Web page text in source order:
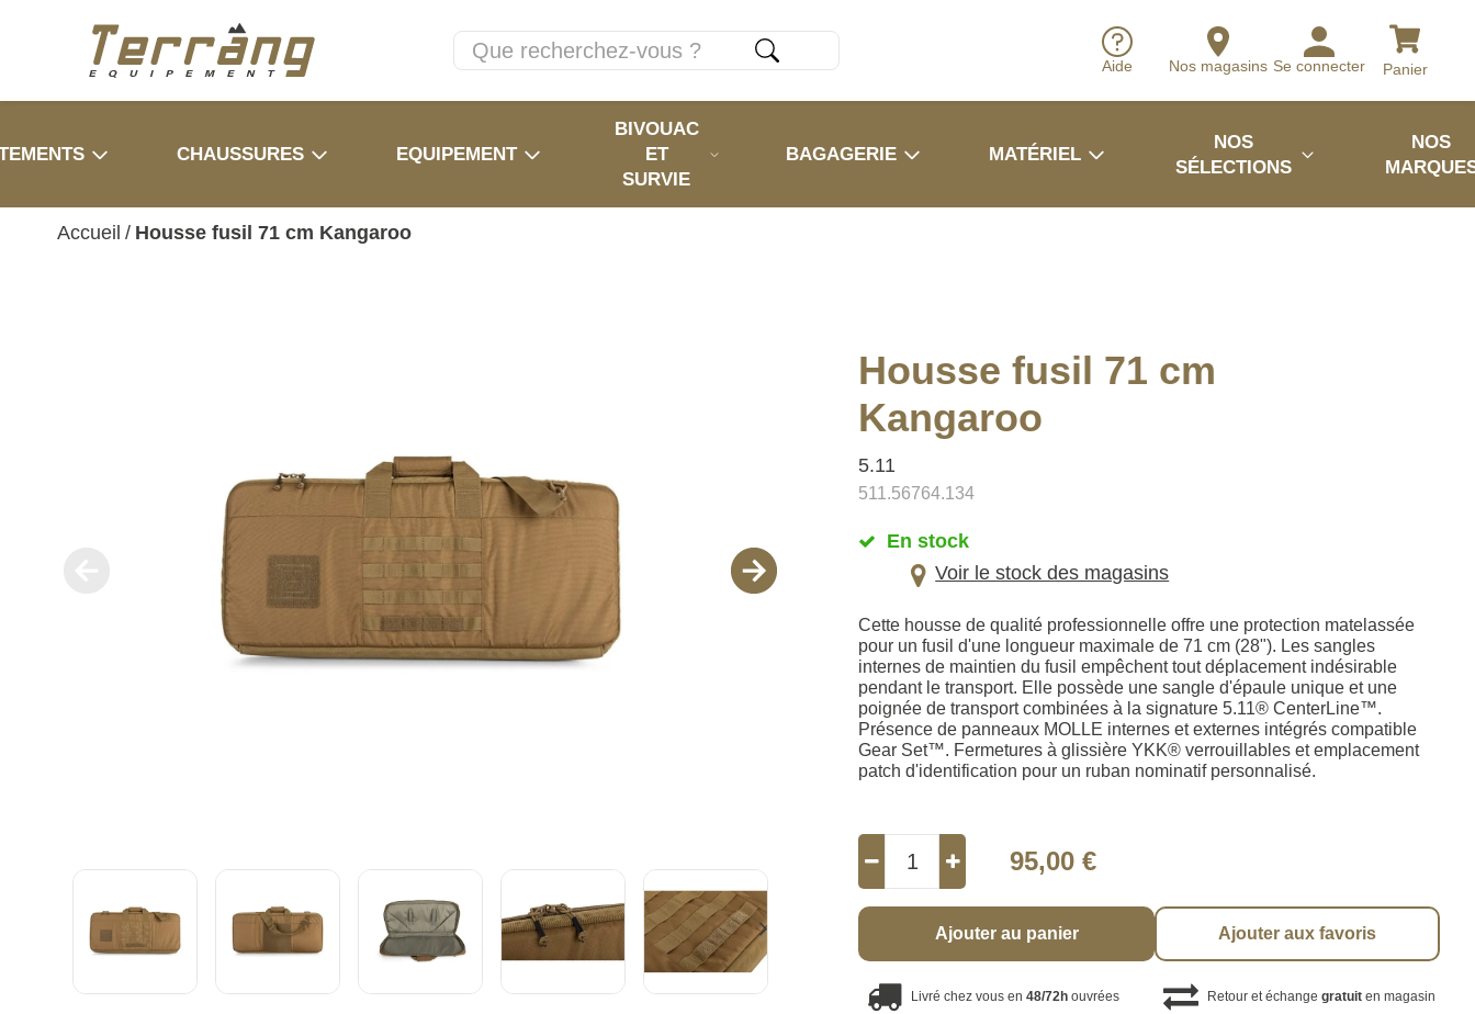
Aide Nos magasins Se connecter Panier
CHAUSSURES EQUIPEMENT
BIVOUAC
ET
SURVIE
BAGAGERIE MATÉRIEL
NOS
SÉLECTIONS
NOS
Accueil / Housse fusil 71 cm Kangaroo
Housse fusil 71 cm
Kangaroo
5.11
511.56764.134
En stock
Voir le stock des magasins
Cette housse de qualité professionnelle offre une protection matelassée
pour un fusil d'une longueur maximale de 71 cm (28"). Les sangles
internes de maintien du fusil empêchent tout déplacement indésirable
pendant le transport. Elle possède une sangle d'épaule unique et une
poignée de transport combinées à la signature 5.11® CenterLine™.
Présence de panneaux MOLLE internes et externes intégrés compatible
Gear Set™. Fermetures à glissière YKK® verrouillables et emplacement
patch d'identification pour un ruban nominatif personnalisé.
95,00 €
Ajouter au panier Ajouter aux favoris
Livré chez vous en48/72h ouvrées Retour et échange gratuiten magasin